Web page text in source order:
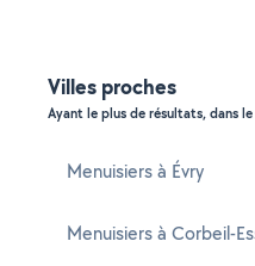
Villes proches
Ayant le plus de résultats, dans
Menuisiers à Évry
Menuisiers à Corbeil-